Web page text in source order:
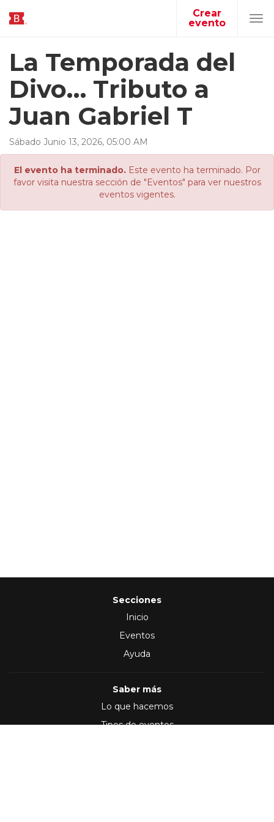
Crear
evento
La Temporada del
Divo… Tributo a
Juan Gabriel T
Sábado Junio 13, 2026, 05:00 AM
El evento ha terminado.Este evento ha terminado. Por
favor visita nuestra sección de "Eventos" para ver nuestros
eventos vigentes.
Secciones
Inicio
Eventos
Ayuda
Saber más
Lo que hacemos
Tipos de eventos